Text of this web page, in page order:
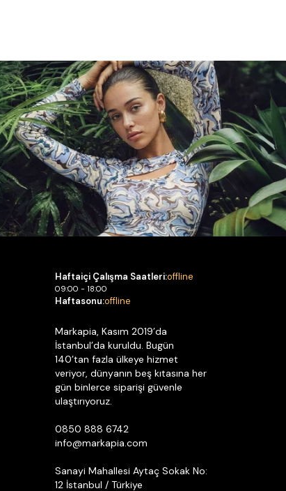
Haftaiçi Çalışma Saatleri:offline
09:00 - 18:00
Haftasonu:offline
Markapia, Kasım 2019’da
İstanbul’da kuruldu. Bugün
140’tan fazla ülkeye hizmet
veriyor, dünyanın beş kıtasına her
gün binlerce siparişi güvenle
ulaştırıyoruz.
0850 888 6742
info@markapia.com
Sanayi Mahallesi Aytaç Sokak No:
12 İstanbul / Türkiye